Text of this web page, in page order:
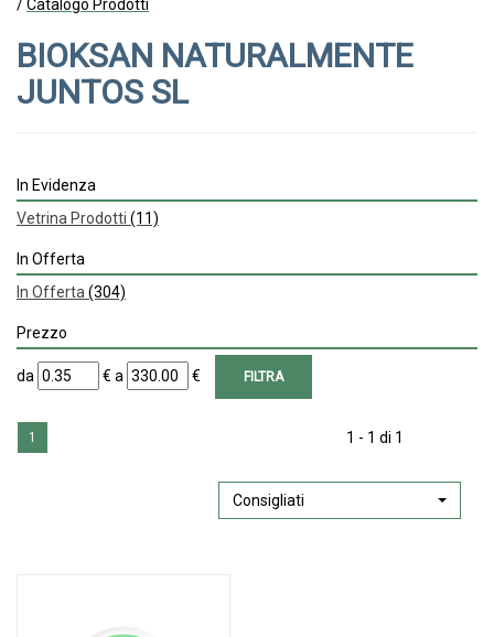
/Catalogo Prodotti
BIOKSAN NATURALMENTE
JUNTOS SL
In Evidenza
Vetrina Prodotti (11)
In Offerta
In Offerta (304)
Prezzo
filtra
da
da €
filtra
a
a €
1 1 - 1 di 1
Consigliati